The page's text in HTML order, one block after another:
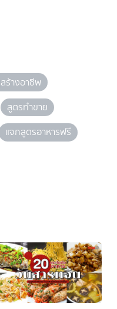
ร้างอาชีพ
สูตรทำขาย
แจกสูตรอาหารฟรี